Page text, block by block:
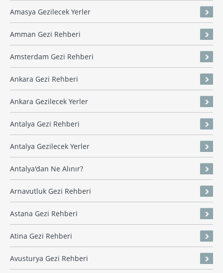
Amasya Gezilecek Yerler
Amman Gezi Rehberi
Amsterdam Gezi Rehberi
Ankara Gezi Rehberi
Ankara Gezilecek Yerler
Antalya Gezi Rehberi
Antalya Gezilecek Yerler
Antalya'dan Ne Alınır?
Arnavutluk Gezi Rehberi
Astana Gezi Rehberi
Atina Gezi Rehberi
Avusturya Gezi Rehberi